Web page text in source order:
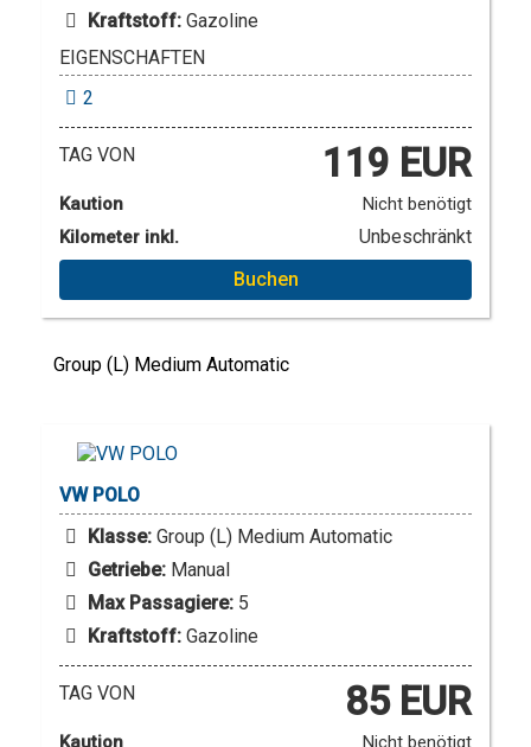
Kraftstoff: Gazoline
EIGENSCHAFTEN
2
TAG VON 119 EUR
Kaution
Nicht benötigt
Kilometer inkl.
Unbeschränkt
Buchen
Group (L) Medium Automatic
VW POLO
Klasse: Group (L) Medium Automatic
Getriebe: Manual
Max Passagiere: 5
Kraftstoff: Gazoline
TAG VON 85 EUR
Kaution Nicht benötigt